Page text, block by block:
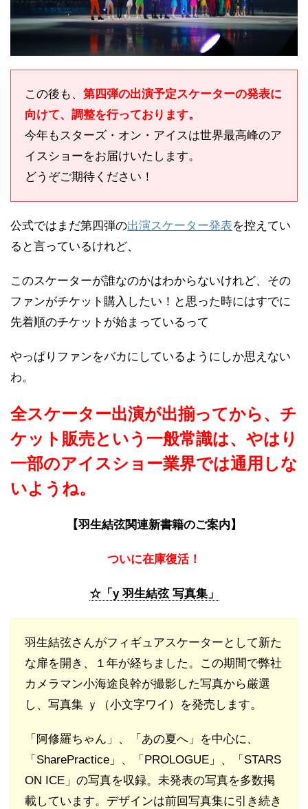
この後も、 第四弾の出演予定スケーターの発表に
向けて、調整を行っております。
今年もスターズ・オン・アイスは世界最高峰のア
イスショーをお届けいたします。
どうぞご期待ください！
公式ではまだ第四弾の出演スケーター発表を控えてい
ると言っているけれど、
このスケーターが誰なのかはわからないけれど、その
ファンがチケット購入したい！と思った時にはすでに
先着順のチケットが始まっているって
やっぱりファンをバカにしているようにしか思えない
わ。
全スケーター出演が出揃ってから、チ
ケット販売という一般常識は、やはり
一部のアイスショー業界では通用しな
いようね。
【羽生結弦関連新書籍のご案内】
ついに在庫復活！
☆「y 羽生結弦 写真集」
羽生結弦さんがフィギュアスケーターとして新た
な扉を開き、１年が経ちました。この期間で弊社
カメラマン小海途良幹が撮影した写真から厳選
し、写真集 ｙ（小文字ワイ）を発売します。
「阿修羅ちゃん」、「あの夏へ」を中心に、
「SharePractice」、「PROLOGUE」、「STARS
ON ICE」の写真を収録。未発表の写真を多数掲
載しています。デザインは前回写真集に引き続き